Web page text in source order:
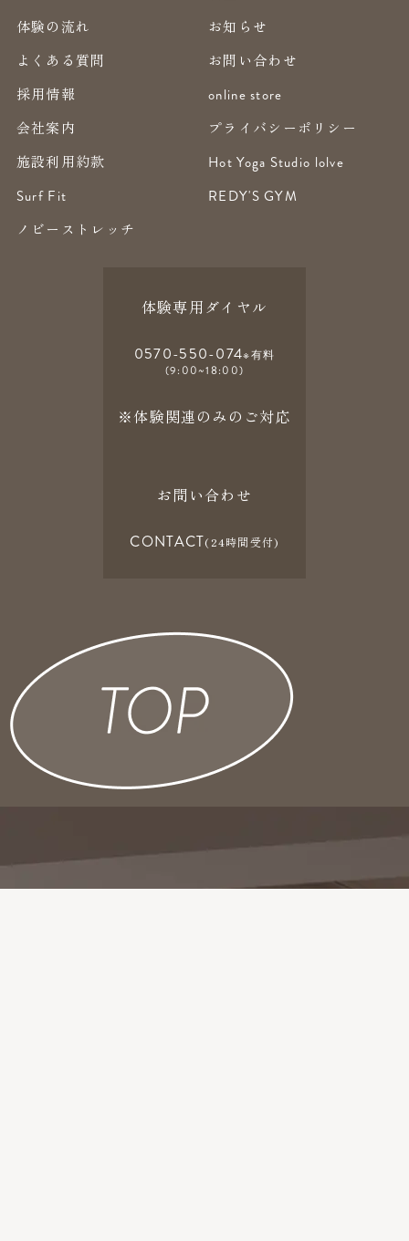
体験の流れ
お知らせ
よくある質問
お問い合わせ
採用情報
online store
会社案内
プライバシーポリシー
施設利用約款
Hot Yoga Studio lolve
Surf Fit
REDY'S GYM
ノビーストレッチ
体験専用ダイヤル
0570-550-074※有料
(9:00~18:00)
※体験関連のみのご対応
お問い合わせ
CONTACT(24時間受付)